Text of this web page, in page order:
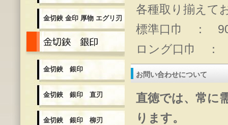
金切鋏 金印 厚物 エグリ刃
金切鋏 銀印
金切鋏 銀印
金切鋏 銀印 直刃
金切鋏 銀印 柳刃
各種取り揃えて
標準口巾 ：
ロング口巾 ：
お問い合わせについて
直徳では、常に
ります。